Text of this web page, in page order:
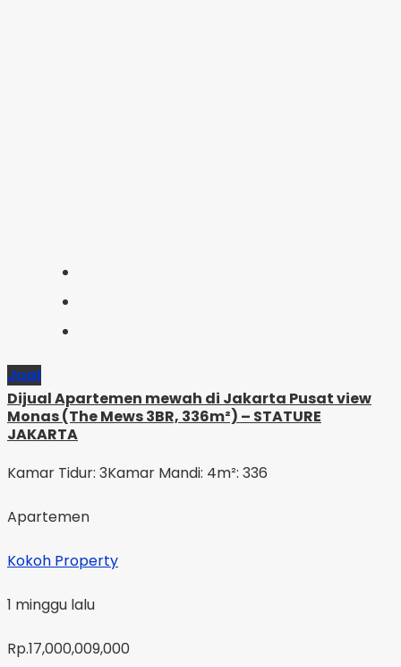
Jual
Dijual Apartemen mewah di Jakarta Pusat view
Monas (The Mews 3BR, 336m²) – STATURE
JAKARTA
Kamar Tidur: 3Kamar Mandi: 4m²: 336
Apartemen
Kokoh Property
1 minggu lalu
Rp.17,000,009,000